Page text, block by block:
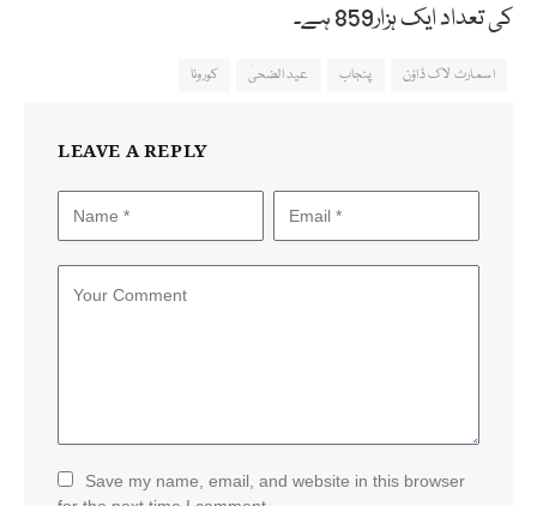
کی تعداد ایک ہزار859 ہے۔
اسمارٹ لاک ڈاؤن پنجاب عید الضحیٰ کورونا
LEAVE A REPLY
Save my name, email, and website in this browser